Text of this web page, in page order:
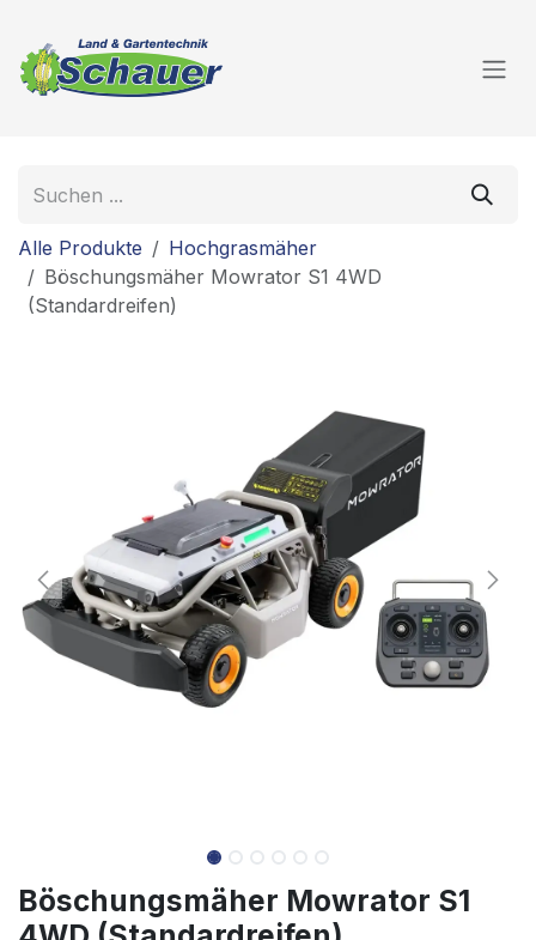
Alle Produkte
Hochgrasmäher
Böschungsmäher Mowrator S1 4WD
(Standardreifen)
Böschungsmäher Mowrator S1